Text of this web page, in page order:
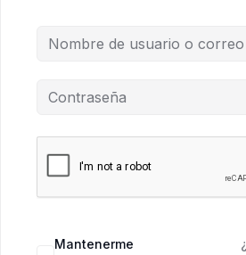
Mantenerme